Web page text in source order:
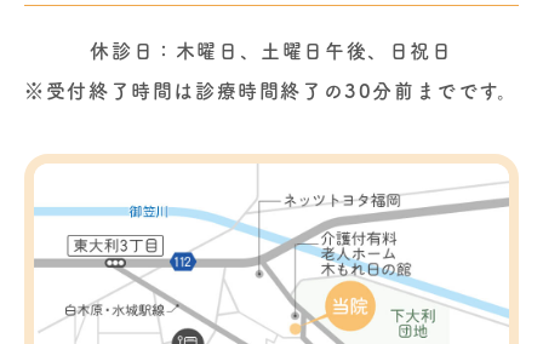
休診日：木曜日、土曜日午後、日祝日
※受付終了時間は診療時間終了の30分前までです。